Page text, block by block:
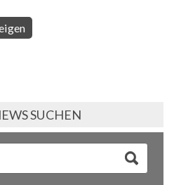
SUCHEN